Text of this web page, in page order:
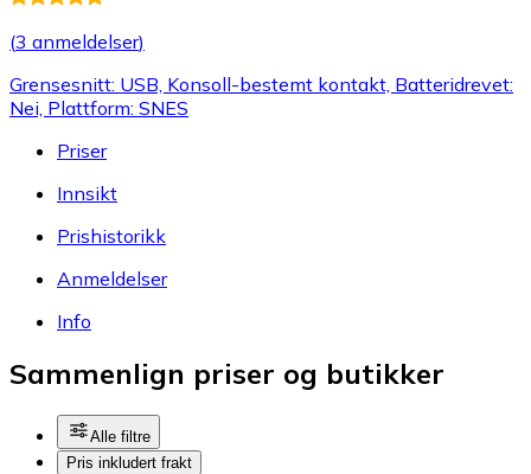
(3 anmeldelser)
Grensesnitt: USB, Konsoll-bestemt kontakt, Batteridrevet:
Nei, Plattform: SNES
Priser
Innsikt
Prishistorikk
Anmeldelser
Info
Sammenlign priser og butikker
Alle filtre
Pris inkludert frakt